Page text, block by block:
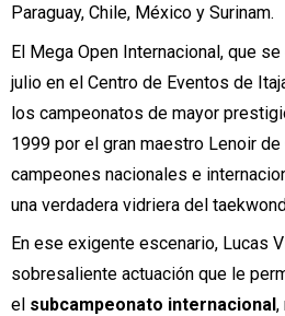
Paraguay, Chile, México y Surinam.
El Mega Open Internacional, que
julio en el Centro de Eventos de
los campeonatos de mayor
1999 por el gran maestro Lenoir de
campeones nacionales e
una verdadera vidriera del
En ese exigente escenario, Lucas
sobresaliente actuación que le
el subcampeonato internacional,